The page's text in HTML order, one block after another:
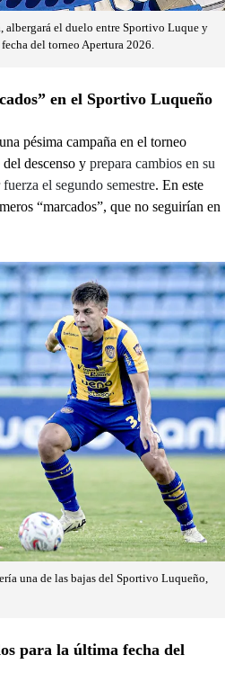
albergará el duelo entre Sportivo Luque y
del torneo Apertura 2026.
en el Sportivo Luqueño
pésima campaña en el torneo
descenso y prepara cambios en su
el segundo semestre. En este
“marcados”, que no seguirían en
una de las bajas del Sportivo Luqueño,
para la última fecha del